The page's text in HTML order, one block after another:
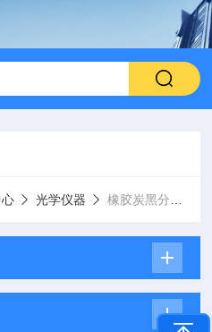
光学仪器 橡胶炭黑分散度分析仪